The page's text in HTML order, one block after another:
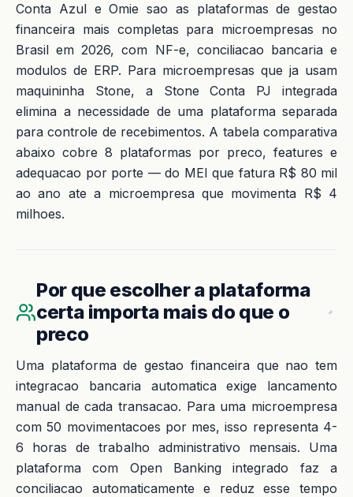
Conta Azul e Omie sao as plataformas de gestao
financeira mais completas para microempresas no
Brasil em 2026, com NF-e, conciliacao bancaria e
modulos de ERP. Para microempresas que ja usam
maquininha Stone, a Stone Conta PJ integrada
elimina a necessidade de uma plataforma separada
para controle de recebimentos. A tabela comparativa
abaixo cobre 8 plataformas por preco, features e
adequacao por porte — do MEI que fatura R$ 80 mil
ao ano ate a microempresa que movimenta R$ 4
milhoes.
Por que escolher a plataforma
certa importa mais do que o
preco
Uma plataforma de gestao financeira que nao tem
integracao bancaria automatica exige lancamento
manual de cada transacao. Para uma microempresa
com 50 movimentacoes por mes, isso representa 4-
6 horas de trabalho administrativo mensais. Uma
plataforma com Open Banking integrado faz a
conciliacao automaticamente e reduz esse tempo